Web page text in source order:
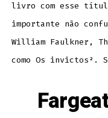
livro com esse
importante não
William Faulkner,
como Os invictos².